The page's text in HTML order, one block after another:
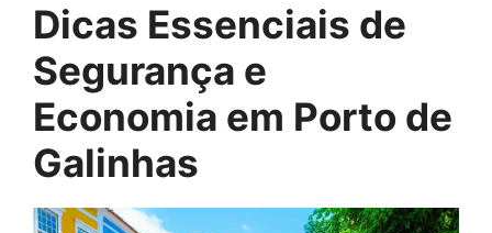
Dicas Essenciais de
Segurança e
Economia em Porto de
Galinhas